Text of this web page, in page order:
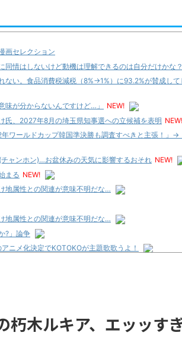
画セレクション
同情はしないけど動機は理解できるのは自分だけかな？
ない。食品消費税減税（8%→1%）に93.2%が賛成して
味が分からないんですけど…」
NEW!
氏、2027年8月の埼玉県知事選への立候補を表明 NEW!
ワールドカップ韓国準決勝も調査すべきと主張！」→
チャンホン)…お盆休みの天気に影響するおそれ NEW!
まる NEW!
地属性との関連が意味不明だな…
地属性との関連が意味不明だな…
?」論争
ニメ化決定でKOTOKOが主題歌歌うよ！
プリ・榎本彩乃、グラビア披露！透明感が凄い！！
の新グッズ、流石に一線を越えてしまう
朽木ルキア、エッッす